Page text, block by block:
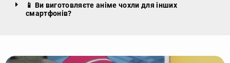
📱 Ви виготовляєте аніме чохли для інших
смартфонів?